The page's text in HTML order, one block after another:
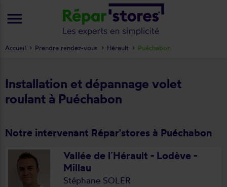
Installation et dépannage volet
roulant à Puéchabon
Notre intervenant Répar'stores à Puéchabon
Vallée de l´Hérault - Lodève -
Millau
Stéphane SOLER
Accueil Prendre rendez-vous Hérault Puéchabon
menu